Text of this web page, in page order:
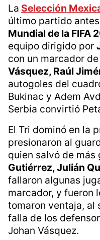
La Selección
último partido
Mundial de la FIFA
equipo dirigido por
con un marcador
Vásquez, Raúl
autogoles del
Bukinac y Adem
Serbia convirtió
El Tri dominó en la
presionaron al
quien salvó de más
Gutiérrez, Julián
fallaron algunas
marcador, y fueron
tomaron ventaja, al
falla de los
Johan Vásquez.